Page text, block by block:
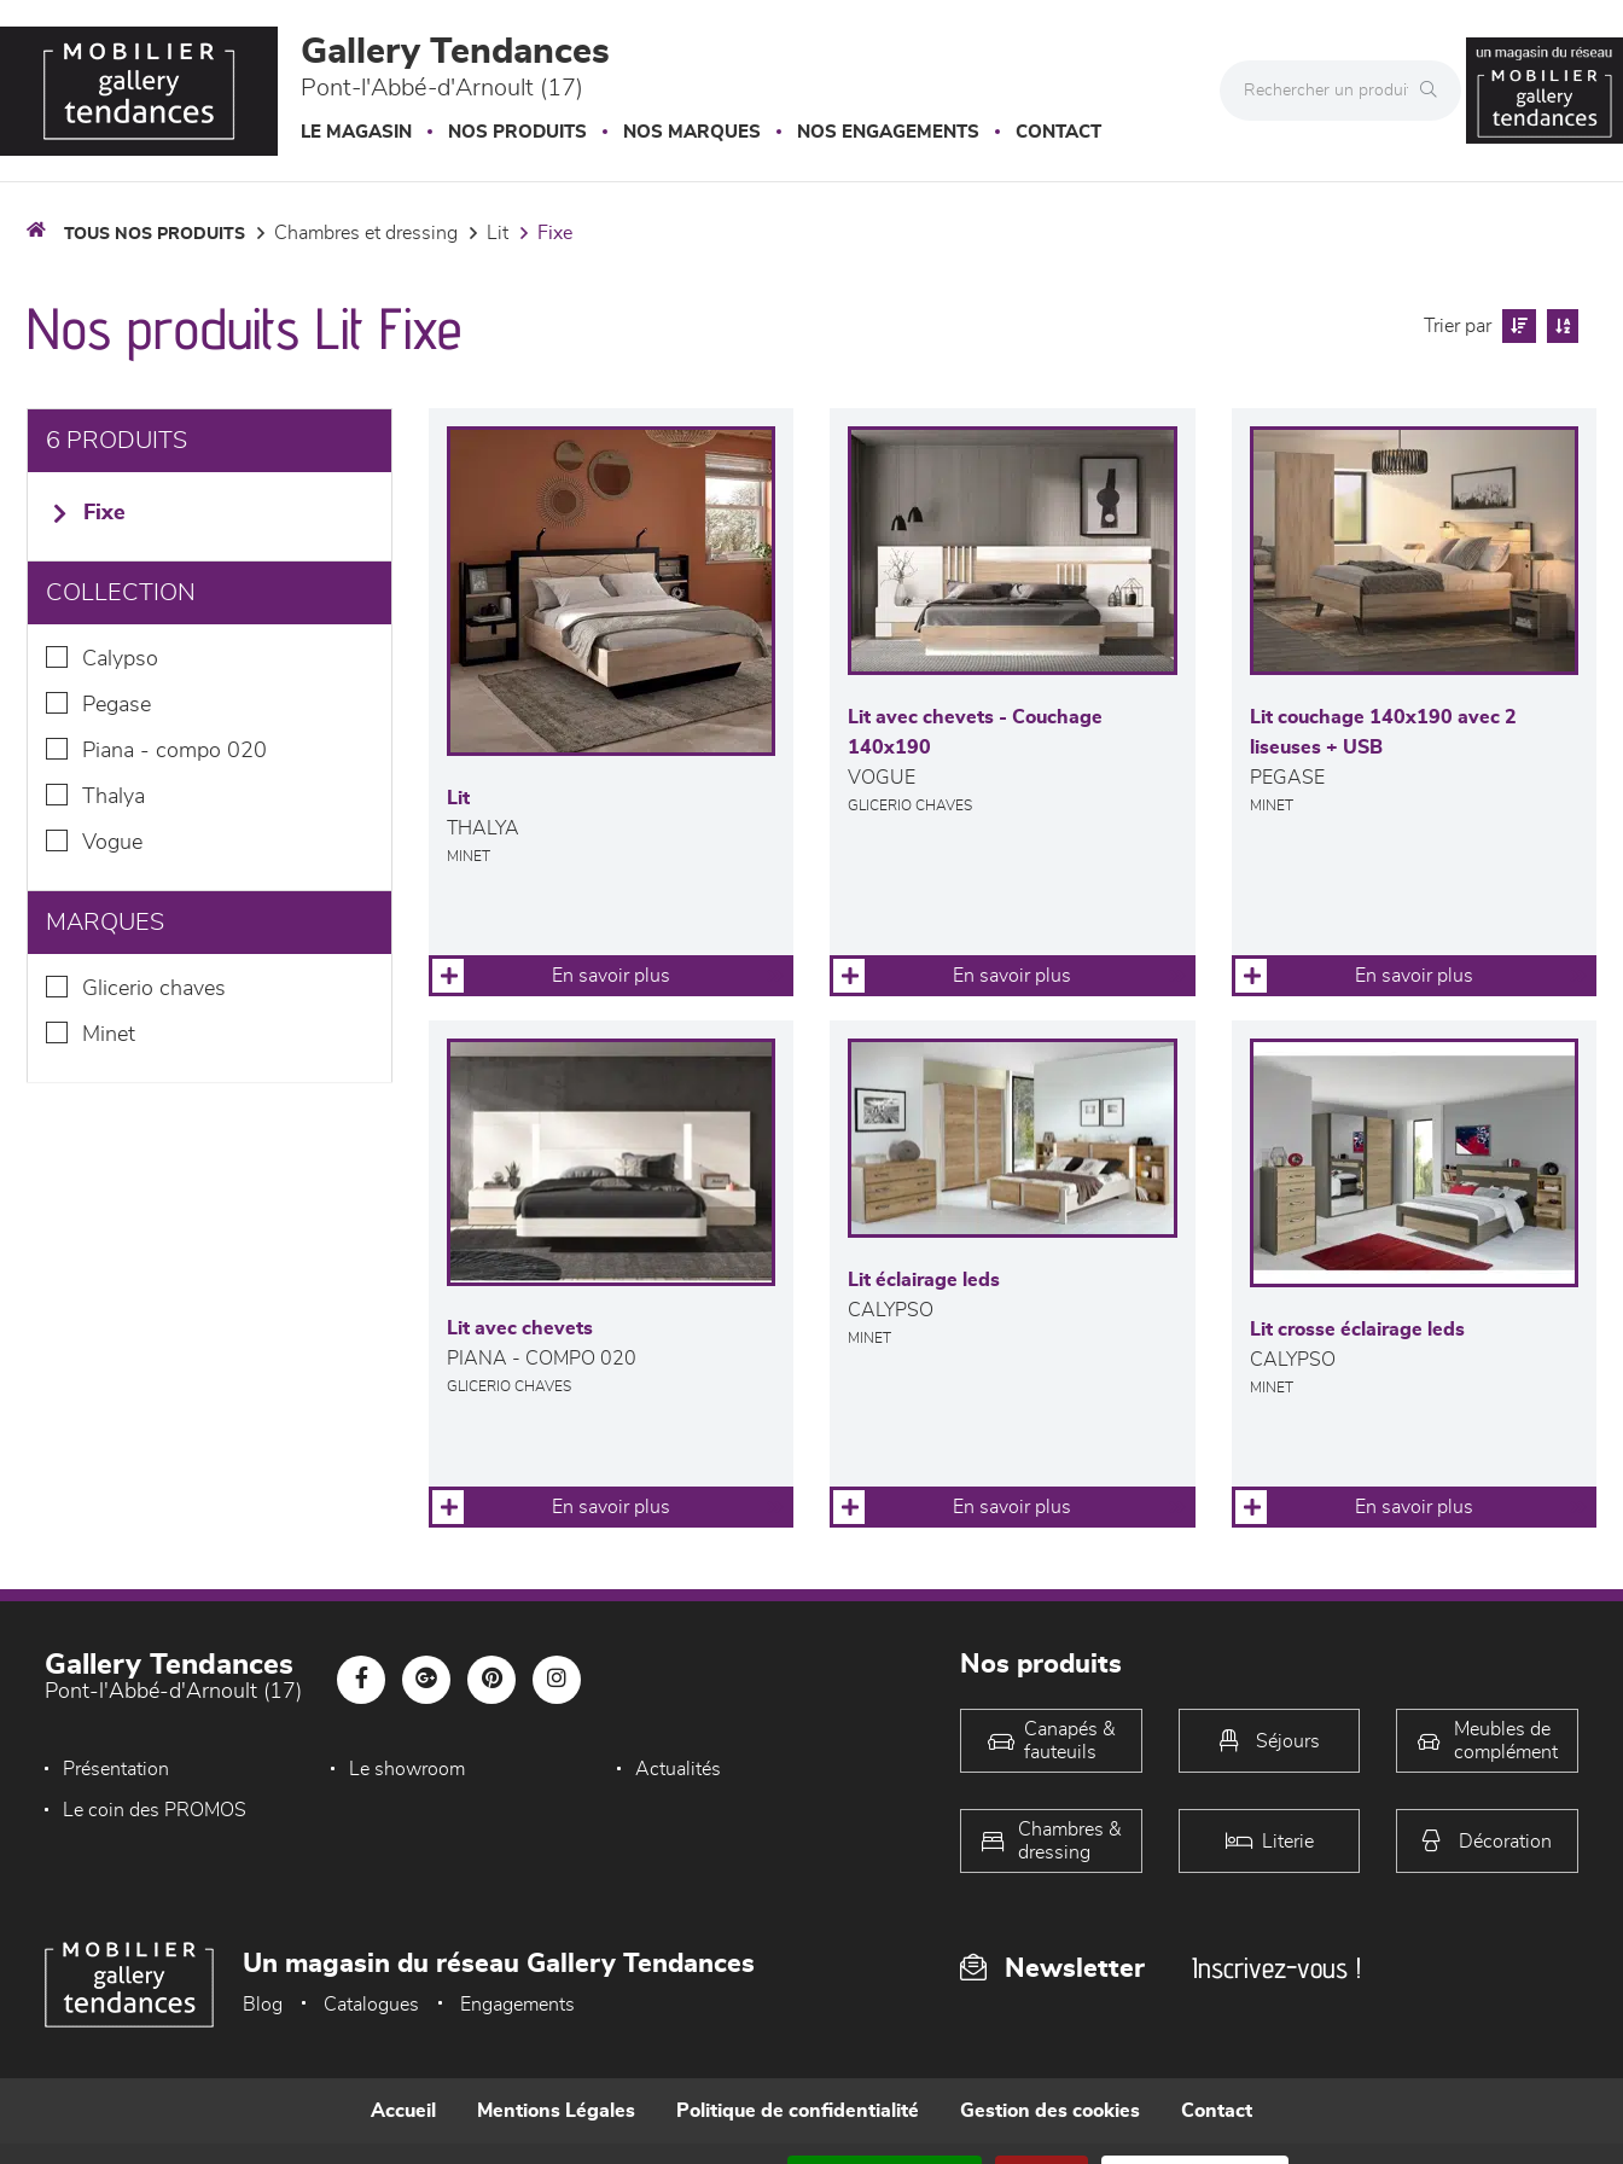
Gallery Tendances
Pont-l'Abbé-d'Arnoult (17)
LE MAGASIN NOS PRODUITS NOS MARQUES NOS ENGAGEMENTS CONTACT
TOUS NOS PRODUITS chambres et dressing lit fixe
Nos produits Lit Fixe Trier par
6 PRODUITS
fixe
COLLECTION
calypso
pegase
piana - compo 020
thalya
vogue
MARQUES
glicerio chaves
minet
Lit
THALYA
MINET
En savoir plus
Lit avec chevets - Couchage
140x190
VOGUE
GLICERIO CHAVES
En savoir plus
Lit couchage 140x190 avec 2
liseuses + USB
PEGASE
MINET
En savoir plus
Lit avec chevets
PIANA - COMPO 020
GLICERIO CHAVES
En savoir plus
Lit éclairage leds
CALYPSO
MINET
En savoir plus
Lit crosse éclairage leds
CALYPSO
MINET
En savoir plus
Gallery Tendances
Pont-l'Abbé-d'Arnoult (17)
Présentation Le showroom Actualités
Le coin des PROMOS
Nos produits
Canapés &
fauteuils
Séjours
Meubles de
complément
Chambres &
dressing
Literie Décoration
Newsletter Inscrivez-vous !
Un magasin du réseau Gallery Tendances
Blog Catalogues Engagements
Accueil Mentions Légales Politique de confidentialité Gestion des cookies Contact